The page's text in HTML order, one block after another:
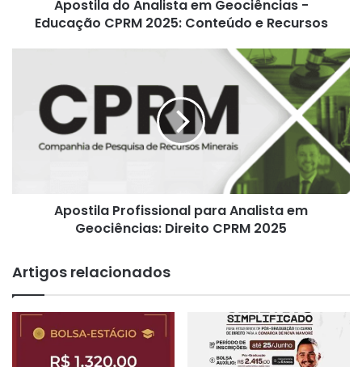
ConteúdoApostila do Analista em Geociências -
Educação CPRM 2025: Conteúdo e Recursos
Analista
Geociências:
Apostila Profissional para Analista em
Geociências: Direito CPRM 2025
Artigos relacionados